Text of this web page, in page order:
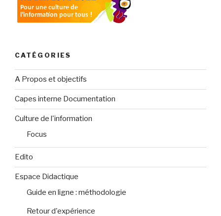
CATÉGORIES
A Propos et objectifs
Capes interne Documentation
Culture de l'information
Focus
Edito
Espace Didactique
Guide en ligne : méthodologie
Retour d'expérience